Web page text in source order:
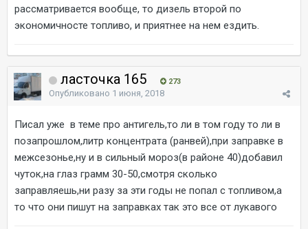
рассматривается вообще, то дизель второй по
экономичносте топливо, и приятнее на нем ездить.
ласточка 165 273
Опубликовано 1 июня, 2018
Писал уже в теме про антигель,то ли в том году то ли в
позапрошлом,литр концентрата (ранвей),при заправке в
межсезонье,ну и в сильный мороз(в районе 40)добавил
чуток,на глаз грамм 30-50,смотря сколько
заправляешь,ни разу за эти годы не попал с топливом,а
то что они пишут на заправках так это все от лукавого